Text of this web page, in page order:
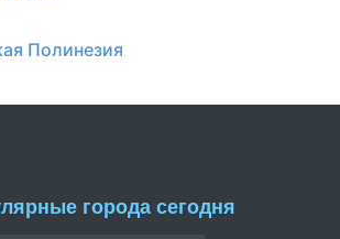
Полинезия
города сегодня